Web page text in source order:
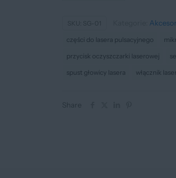
lasera
pulsacyjnego
500W
SKU: SG-01
części do lasera pulsacyjnego
przycisk oczyszczarki laserowej
spust głowicy lasera włącznik
Share